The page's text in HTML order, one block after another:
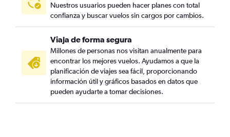
Vuelos desde San Antonio
Vuelos desde Lubbock
Vuelos desde Wichita Falls
Vuelos desde Texarkana
Vuelos desde Victoria
Nuestros usuarios pueden hacer planes con total
confianza y buscar vuelos sin cargos por cambios.
Viaja de forma segura
Millones de personas nos visitan anualmente para
encontrar los mejores vuelos. Ayudamos a que la
planificación de viajes sea fácil, proporcionando
información útil y gráficos basados en datos que
pueden ayudarte a tomar decisiones.